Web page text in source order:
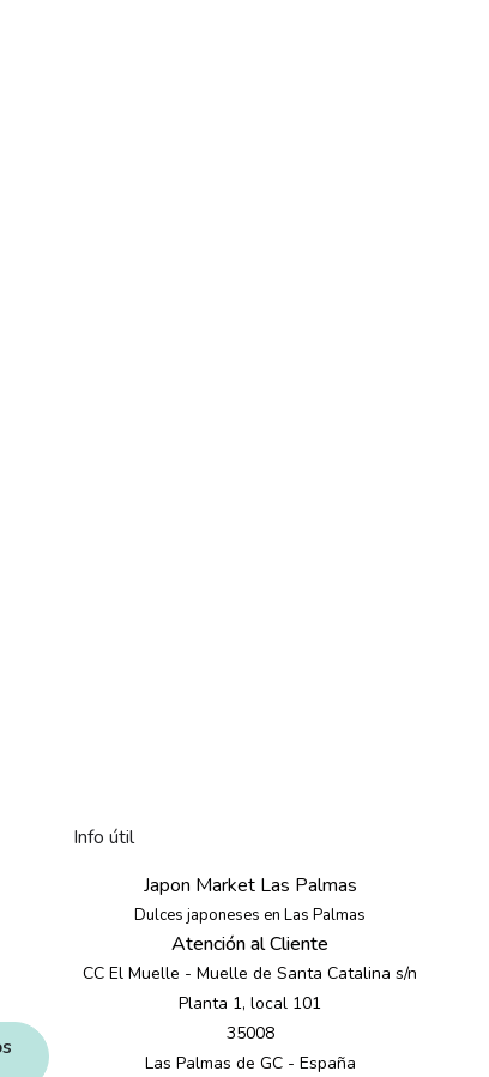
Info útil
Japon Market Las Palmas
Dulces japoneses en Las Palmas
Atención al Cliente
CC El Muelle - Muelle de Santa Catalina s/n
Planta 1, local 101
35008
Las Palmas de GC - España